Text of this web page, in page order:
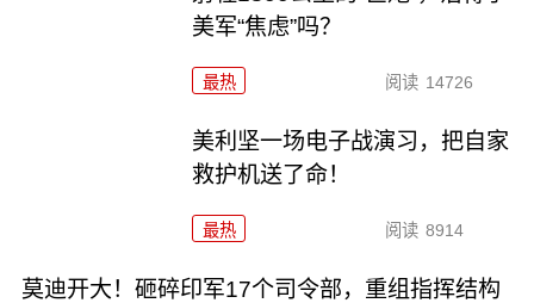
美军“焦虑”吗？
最热 阅读 14726
美利坚一场电子战演习，把自家
救护机送了命！
最热 阅读 8914
莫迪开大！砸碎印军17个司令部，重组指挥结构